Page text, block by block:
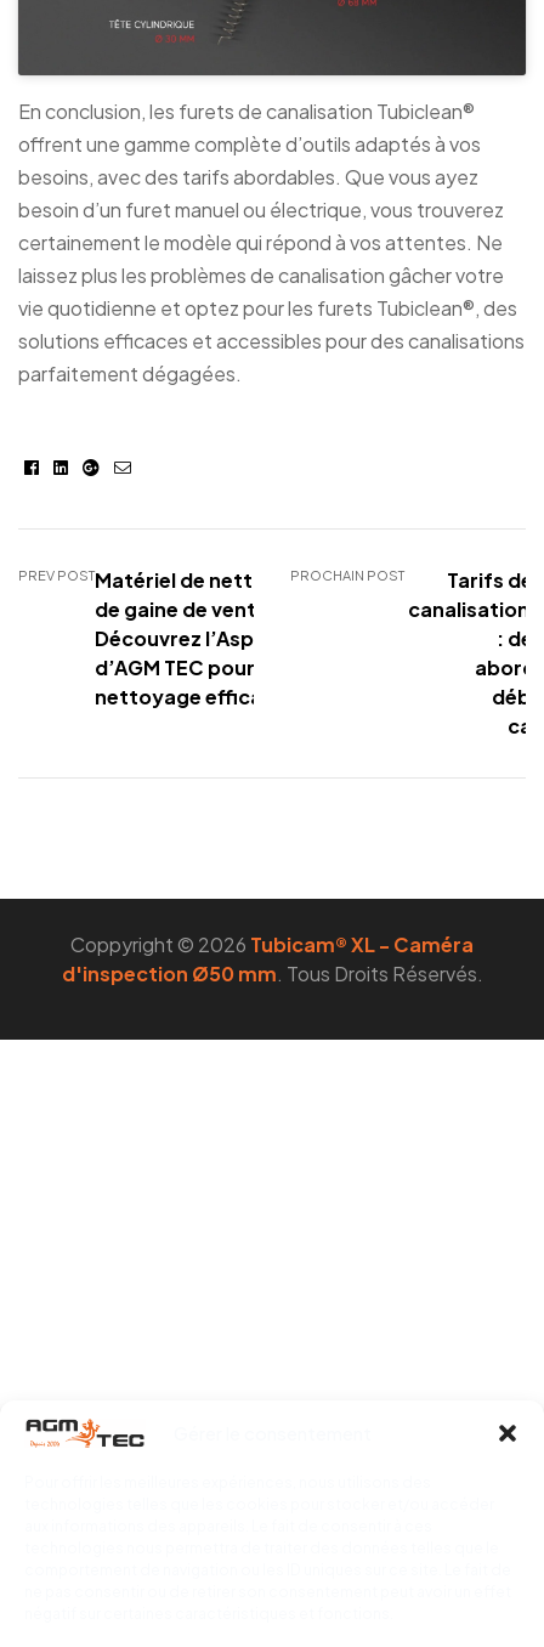
En conclusion, les furets de canalisation Tubiclean®
offrent une gamme complète d’outils adaptés à vos
besoins, avec des tarifs abordables. Que vous ayez
besoin d’un furet manuel ou électrique, vous trouverez
certainement le modèle qui répond à vos attentes. Ne
laissez plus les problèmes de canalisation gâcher votre
vie quotidienne et optez pour les furets Tubiclean®, des
solutions efficaces et accessibles pour des canalisations
parfaitement dégagées.
Facebook
LinkedinGoogle+
E-
PREV POSTMatériel de nettoyage
de gaine de ventilation :
Découvrez l’Aspicam
d’AGM TEC pour un
nettoyage efficace
PROCHAIN POST
Tarifs
canalisation
:
Coppyright © 2026 Tubicam® XL - Caméra
d'inspection Ø50 mm. Tous Droits Réservés.